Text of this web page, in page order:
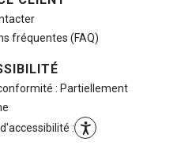
fréquentes (FAQ)
: Partiellement
: